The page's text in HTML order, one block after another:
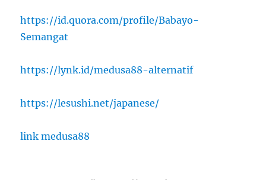
https://id.quora.com/profile/Babayo-
Semangat
https://lynk.id/medusa88-alternatif
https://lesushi.net/japanese/
link medusa88